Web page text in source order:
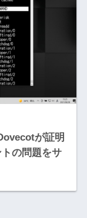
が証明
の問題をサ